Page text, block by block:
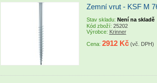
Zemní vrut - KSF M
Stav skladu: Není na skladě
Kód zboží: 25202
Výrobce: Krinner
Cena: 2912 Kč(vč. DPH)